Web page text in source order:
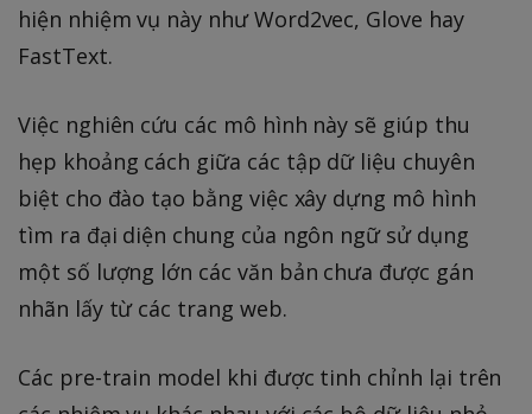
hiện nhiệm vụ này như Word2vec, Glove hay
FastText.
Việc nghiên cứu các mô hình này sẽ giúp thu
hẹp khoảng cách giữa các tập dữ liệu chuyên
biệt cho đào tạo bằng việc xây dựng mô hình
tìm ra đại diện chung của ngôn ngữ sử dụng
một số lượng lớn các văn bản chưa được gán
nhãn lấy từ các trang web.
Các pre-train model khi được tinh chỉnh lại trên